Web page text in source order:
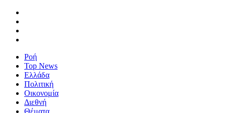
Ροή
Top News
Ελλάδα
Πολιτική
Οικονομία
Διεθνή
Θέματα